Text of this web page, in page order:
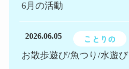
6月の活動
2026.06.05 ことりの
お散歩遊び/魚つり/水遊び